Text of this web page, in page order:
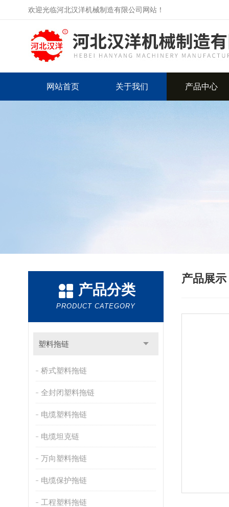
欢迎光临河北汉洋机械制造有限公司网站！
网站首页 关于我们 产品中心
产品分类
PRODUCT CATEGORY
塑料拖链
桥式塑料拖链
全封闭塑料拖链
电缆塑料拖链
电缆坦克链
万向塑料拖链
电缆保护拖链
工程塑料拖链
产品展示